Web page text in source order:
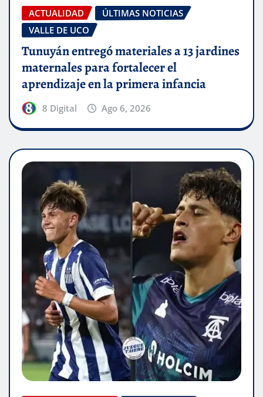
ACTUALIDAD
ÚLTIMAS NOTICIAS
VALLE DE UCO
Tunuyán entregó materiales a 13 jardines
maternales para fortalecer el
aprendizaje en la primera infancia
8 Digital Ago 6, 2026